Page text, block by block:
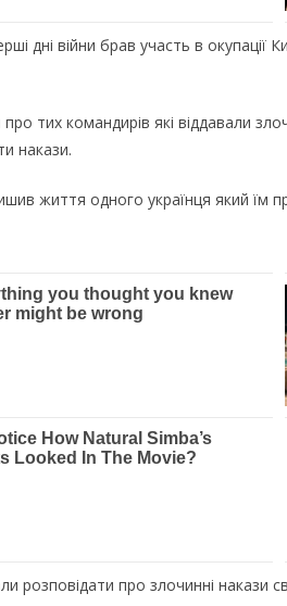
дні війни брав участь в
тих командирів які віддавали
накази.
життя одного українця який їм
розповідати про злочинні накази